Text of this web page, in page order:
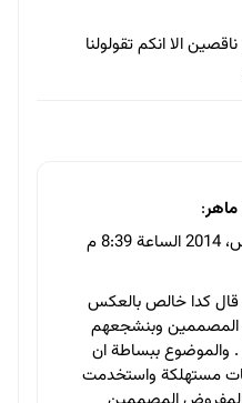
الا انكم تقولولنا
:
كدا خالص بالعكس
المصممين وبنشجعهم
. والموضوع ببساطة ان
مستهلكة واستخدمت